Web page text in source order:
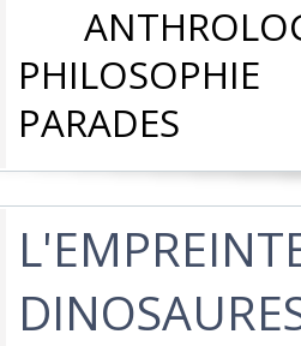
PHILOSOPHIE
PARADES‎